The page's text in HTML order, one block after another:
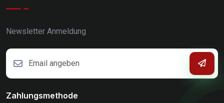
Newsletter Anmeldung
Zahlungsmethode